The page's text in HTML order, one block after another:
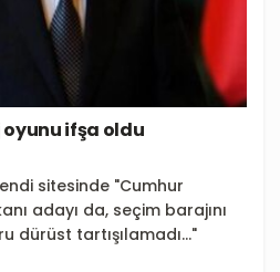
oyunu ifşa oldu
sitesinde "Cumhur
adayı da, seçim barajını
dürüst tartışılamadı…"